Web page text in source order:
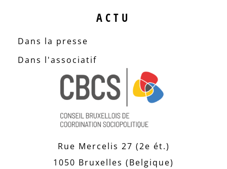
ACTU
Dans la presse
Dans l'associatif
Rue Mercelis 27 (2e ét.)
1050 Bruxelles (Belgique)